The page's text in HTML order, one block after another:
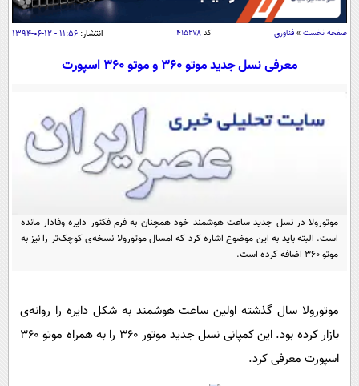
اقتصاد
اقتصادی
جامعه
حوادث
یک برش دانایی
سفر و تفریح
بین الملل
علم و دانش
علمی
گوناگون
مجله تصویری سلاح
ورزش
سیاست
خواندنی ها و دیدنی ها
داستان کوتاه
آموزش زبان
صفحه نخست » فناوری کد۴۱۵۲۷۸ انتشار: ۱۱:۵۶ - ۱۲-۰۶-۱۳۹۴
معرفی نسل جدید موتو 360 و موتو 360 اسپورت
موتورولا در نسل جدید ساعت هوشمند خود همچنان به فرم فکتور دایره وفادار مانده
است. البته باید به این موضوع اشاره کرد که امسال موتورولا نسخه‌ی کوچک‌تر را نیز به
موتو ۳۶۰ اضافه کرده است.
موتورولا سال گذشته اولین ساعت هوشمند به شکل دایره را روانه‌ی
بازار کرده بود. این کمپانی نسل جدید موتور ۳۶۰ را به همراه موتو ۳۶۰
اسپورت معرفی کرد.